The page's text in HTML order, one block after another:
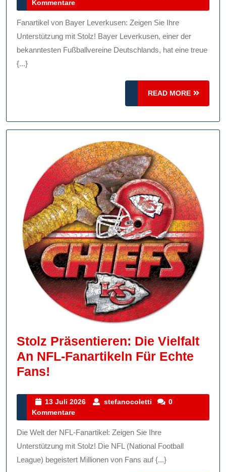
Der
Fanartikel
Von
Leverkusen
2026
Kommentare
Fanartikel von Bayer Leverkusen: Zeigen Sie Ihre
Unterstützung mit Stolz! Bayer Leverkusen, einer der
bekanntesten Fußballvereine Deutschlands, hat eine treue
{...}
READ MORE
READ
MORE
Stolz Präsentieren: Die Vielfalt
An NFL-Fanartikeln Für Echte
Fans!
Die
Vielfalt
An
NFL-
Fanartikeln
13 Juli 2026
13
2026
stefanocoletti stefanocoletti
0
Kommentare
Die Welt der NFL-Fanartikel: Zeigen Sie Ihre
Unterstützung mit Stolz! Die NFL (National Football
League) begeistert Millionen von Fans auf {...}